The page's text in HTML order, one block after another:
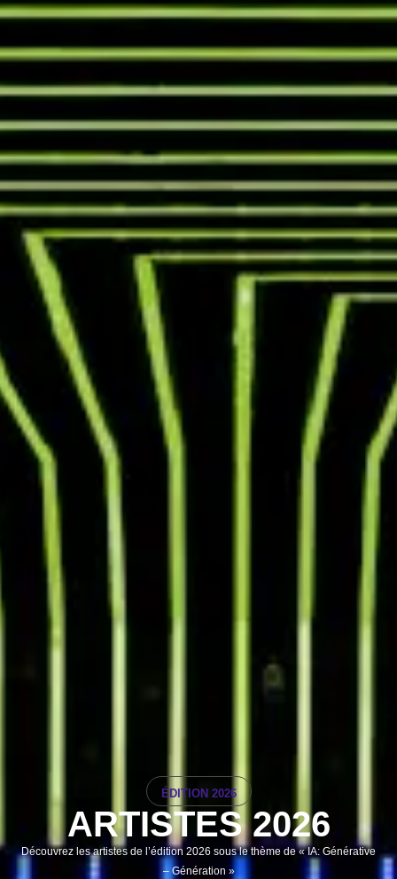
ÉDITION 2026
ARTISTES 2026
Découvrez les artistes de l’édition 2026 sous le thème de « IA: Générative
– Génération »